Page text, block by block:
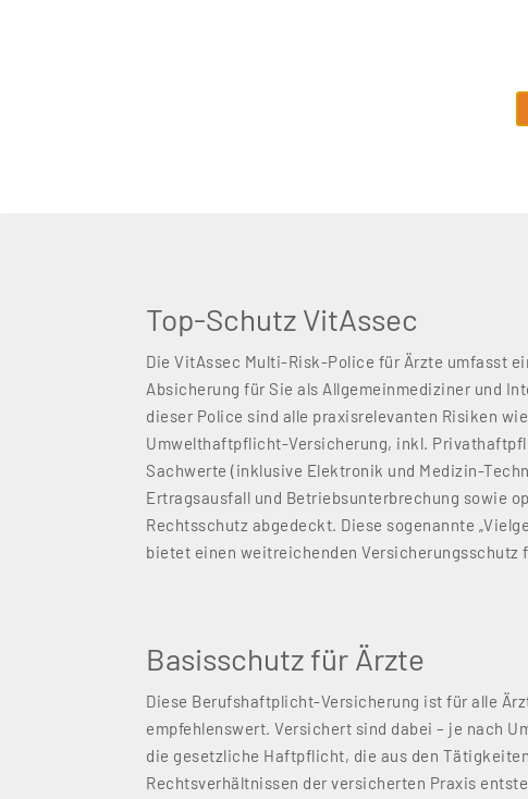
Top-Schutz VitAssec
Die VitAssec Multi-Risk-Police für Ärzte umfasst
Absicherung für Sie als Allgemeinmediziner und
dieser Police sind alle praxisrelevanten Risiken
Umwelthaftpflicht-Versicherung, inkl.
Sachwerte (inklusive Elektronik und Medizin-
Ertragsausfall und Betriebsunterbrechung sowie
Rechtsschutz abgedeckt. Diese sogenannte
bietet einen weitreichenden Versicherungsschutz
Basisschutz für Ärzte
Diese Berufshaftplicht-Versicherung ist für alle
empfehlenswert. Versichert sind dabei – je nach
die gesetzliche Haftpflicht, die aus den
Rechtsverhältnissen der versicherten Praxis